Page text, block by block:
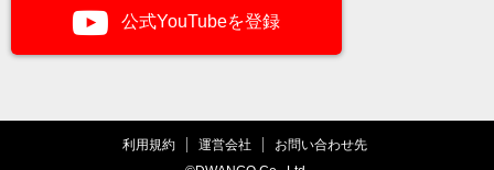
公式YouTubeを登録
利用規約 運営会社
お問い合わせ先